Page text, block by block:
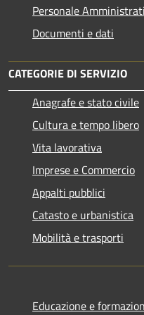
Personale
Documenti e dati
CATEGORIE DI SERVIZIO
Anagrafe e stato civile
Cultura e tempo libero
Vita lavorativa
Imprese e Commercio
Appalti pubblici
Catasto e urbanistica
Mobilità e trasporti
Educazione e